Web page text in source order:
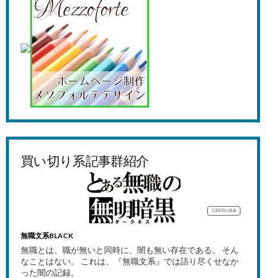
買い切り系記事群紹介
1,000YenBulk
無職文系BLACK
無職とは、職が無いと同時に、闇も無い存在である。 そん
なことはない。 これは、『無職文系』では語り尽くせなか
った闇の記録。